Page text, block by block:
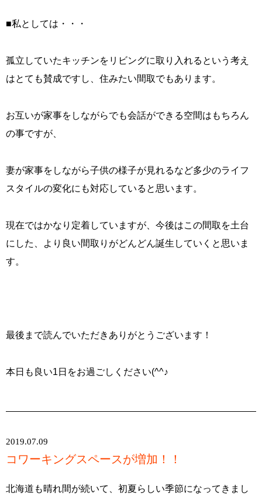
■私としては・・・
孤立していたキッチンをリビングに取り入れるという考え
はとても賛成ですし、住みたい間取でもあります。
お互いが家事をしながらでも会話ができる空間はもちろん
の事ですが、
妻が家事をしながら子供の様子が見れるなど多少のライフ
スタイルの変化にも対応していると思います。
現在ではかなり定着していますが、今後はこの間取を土台
にした、より良い間取りがどんどん誕生していくと思いま
す。
最後まで読んでいただきありがとうございます！
本日も良い1日をお過ごしください(^^♪
2019.07.09
コワーキングスペースが増加！！
北海道も晴れ間が続いて、初夏らしい季節になってきまし